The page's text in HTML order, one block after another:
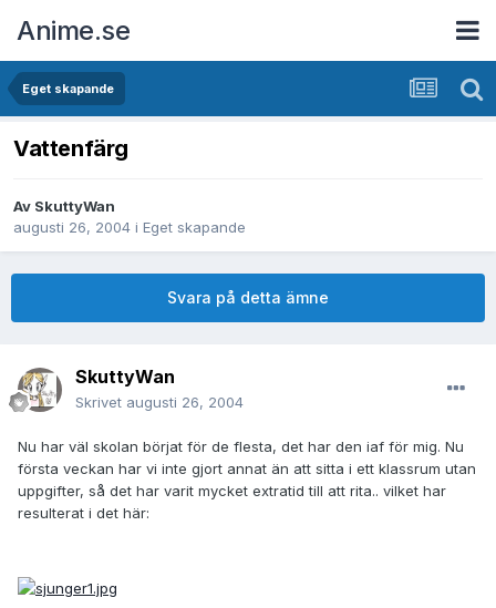
Anime.se
Eget skapande
Vattenfärg
Av SkuttyWan
augusti 26, 2004 i Eget skapande
Svara på detta ämne
SkuttyWan
Skrivet augusti 26, 2004
Nu har väl skolan börjat för de flesta, det har den iaf för mig. Nu
första veckan har vi inte gjort annat än att sitta i ett klassrum utan
uppgifter, så det har varit mycket extratid till att rita.. vilket har
resulterat i det här: